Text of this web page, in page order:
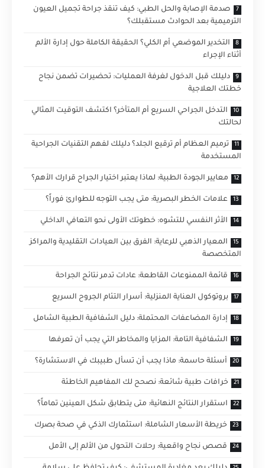
صدمة الإصابة والحل الطبي: كيف تنقذ جراحة تجميل العيون
الترميمية بعد الحوادث مستقبلك؟
التخدير الموضعي أم الكلي؟ الحقيقة الكاملة حول إدارة الألم
أثناء الإجراء
دليلك قبل الدخول لغرفة العمليات: تحضيرات تضمن نجاح
خطتك العلاجية
التدخل الجراحي السريع أم المتأخر؟ اكتشف التوقيت المثالي
لحالتك
ترميم العظام أم ترقيع الجلد؟ دليلك لفهم التقنيات الجراحية
المستخدمة
معايير الجودة الطبية: لماذا يعتبر اختيار الجراح قرارك الأهم؟
علامات الخطر البصرية: متى يجب التوجه للطوارئ فوراً؟
الأثر النفسي للتشوه: خطوتك الأولى نحو التعافي الداخلي
المعيار الذهبي للرعاية: الفرق بين العيادات التقليدية والمراكز
المتخصصة
قائمة الممنوعات القاطعة: عادات تدمر نتائج الجراحة
بروتوكول العناية المنزلية: أسرار التئام الجروح السريع
إدارة المضاعفات المحتملة: دليل الشفافية الطبية الشامل
الشفافية التامة: المزايا والمخاطر التي يجب أن تعرفها
أسئلة حاسمة: ماذا يجب أن تسأل طبيبك في الاستشارة؟
خرافات طبية شائعة: نصحح لك المفاهيم الخاطئة
استقرار النتائج النهائية: متى يتطابق شكل العينين تماماً؟
خريطة الأسعار الشاملة: استثمارك الذكي في صحة بصرك
قصص نجاح واقعية: رحلات التحول من الألم إلى الأمل